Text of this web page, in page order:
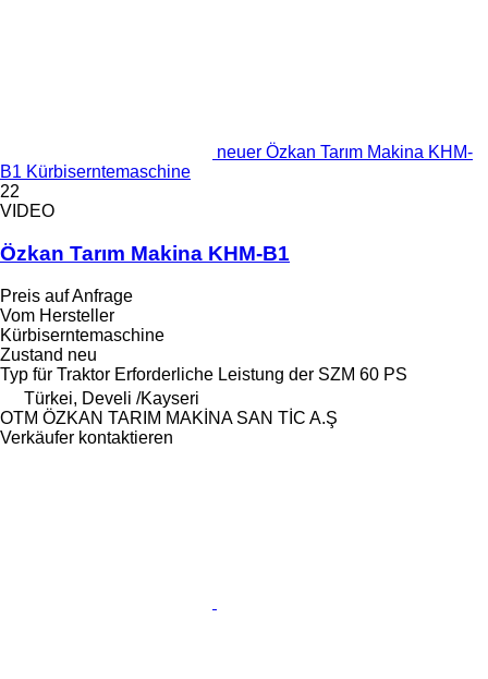
neuer Özkan Tarım Makina KHM-
B1 Kürbiserntemaschine
22
VIDEO
Özkan Tarım Makina KHM-B1
Preis auf Anfrage
Vom Hersteller
Kürbiserntemaschine
Zustand neu
Typ für Traktor Erforderliche Leistung der SZM 60 PS
Türkei, Develi /Kayseri
OTM ÖZKAN TARIM MAKİNA SAN TİC A.Ş
Verkäufer kontaktieren